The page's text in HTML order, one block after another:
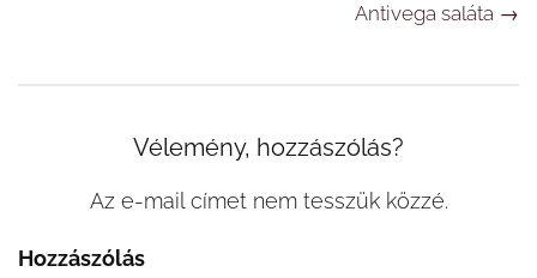
Antivega saláta →
Vélemény, hozzászólás?
Az e-mail címet nem tesszük közzé.
Hozzászólás